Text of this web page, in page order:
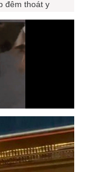
đêm thoát y